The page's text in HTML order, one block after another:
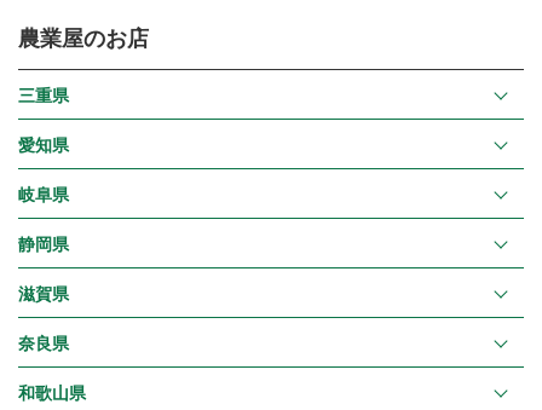
農業屋のお店
三重県
愛知県
岐阜県
静岡県
滋賀県
奈良県
和歌山県